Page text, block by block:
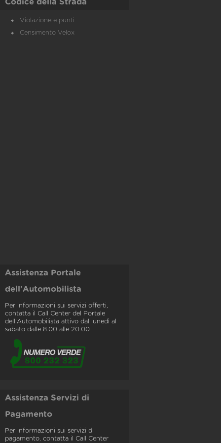
Codice della Strada
Violazione e punti
Censimento Velox
Assistenza Portale
dell'Automobilista
Per informazioni sui servizi offerti,
contatta il Call Center del Portale
dell'Automobilista attivo dal lunedì al
sabato dalle 8.00 alle 20.00
Assistenza Servizi di
Pagamento
Per informazioni sui servizi di
pagamento, contatta il Call Center